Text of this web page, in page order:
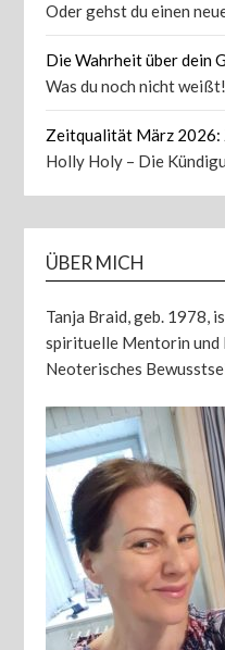
Oder gehst du einen
Die Wahrheit über dein
Was du noch nicht weißt!
Zeitqualität März 2026:
Holly Holy – Die
ÜBER MICH
Tanja Braid, geb. 1978,
spirituelle Mentorin und
Neoterisches